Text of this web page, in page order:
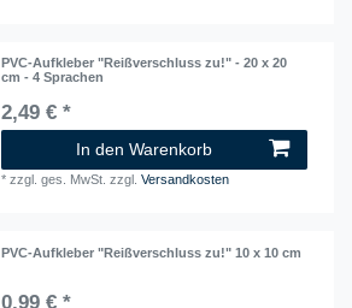
PVC-Aufkleber "Reißverschluss zu!" - 20 x 20
cm - 4 Sprachen
2,49 € *
In den Warenkorb
*zzgl. ges. MwSt. zzgl.Versandkosten
PVC-Aufkleber "Reißverschluss zu!" 10 x 10 cm
0,99 € *